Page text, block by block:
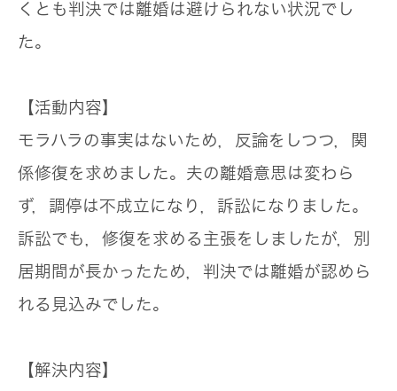
くとも判決では離婚は避けられない状況でし
た。
【活動内容】
モラハラの事実はないため，反論をしつつ，関
係修復を求めました。夫の離婚意思は変わら
ず，調停は不成立になり，訴訟になりました。
訴訟でも，修復を求める主張をしましたが，別
居期間が長かったため，判決では離婚が認めら
れる見込みでした。
【解決内容】